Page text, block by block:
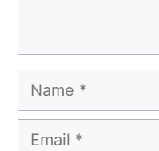
Name
Email